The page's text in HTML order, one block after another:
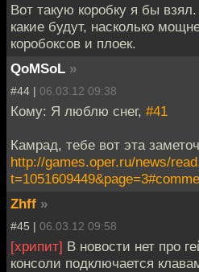
Вот такую коробку я бы
какие будут, насколько
коробоксов и плоек.
QoMSoL »
#44 | 06.03.12 09:38
Кому: Я люблю снег, #41
Камрад, тебе вот эта
http://games.oper.ru/news/
Zhff »
#45 | 06.03.12 09:58
[хрипит] В новости нет про
консоли подключается